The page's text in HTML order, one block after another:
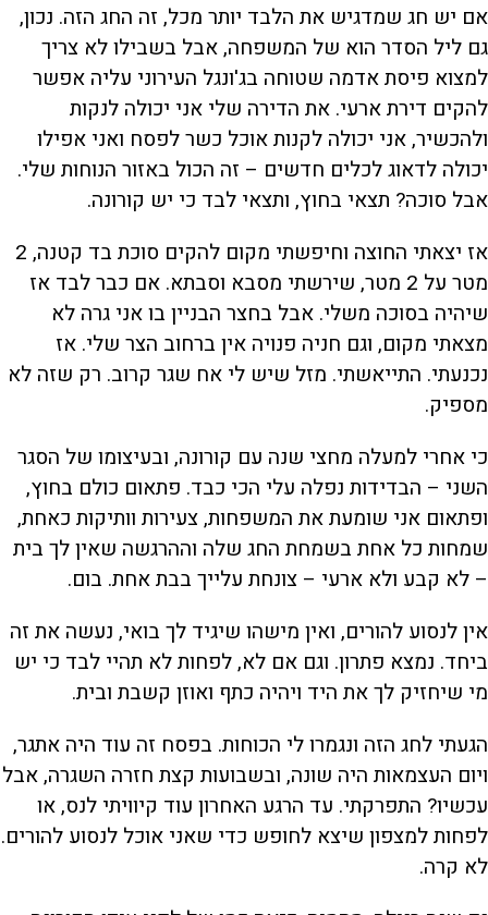
אם יש חג שמדגיש את הלבד יותר מכל, זה החג הזה. נכון,
גם ליל הסדר הוא של המשפחה, אבל בשבילו לא צריך
למצוא פיסת אדמה שטוחה בג'ונגל העירוני עליה אפשר
להקים דירת ארעי. את הדירה שלי אני יכולה לנקות
ולהכשיר, אני יכולה לקנות אוכל כשר לפסח ואני אפילו
יכולה לדאוג לכלים חדשים – זה הכול באזור הנוחות שלי.
אבל סוכה? תצאי בחוץ, ותצאי לבד כי יש קורונה.
אז יצאתי החוצה וחיפשתי מקום להקים סוכת בד קטנה, 2
מטר על 2 מטר, שירשתי מסבא וסבתא. אם כבר לבד אז
שיהיה בסוכה משלי. אבל בחצר הבניין בו אני גרה לא
מצאתי מקום, וגם חניה פנויה אין ברחוב הצר שלי. אז
נכנעתי. התייאשתי. מזל שיש לי אח שגר קרוב. רק שזה לא
מספיק.
כי אחרי למעלה מחצי שנה עם קורונה, ובעיצומו של הסגר
השני – הבדידות נפלה עלי הכי כבד. פתאום כולם בחוץ,
ופתאום אני שומעת את המשפחות, צעירות וותיקות כאחת,
שמחות כל אחת בשמחת החג שלה וההרגשה שאין לך בית
– לא קבע ולא ארעי – צונחת עלייך בבת אחת. בום.
אין לנסוע להורים, ואין מישהו שיגיד לך בואי, נעשה את זה
ביחד. נמצא פתרון. וגם אם לא, לפחות לא תהיי לבד כי יש
מי שיחזיק לך את היד ויהיה כתף ואוזן קשבת ובית.
הגעתי לחג הזה ונגמרו לי הכוחות. בפסח זה עוד היה אתגר,
ויום העצמאות היה שונה, ובשבועות קצת חזרה השגרה, אבל
עכשיו? התפרקתי. עד הרגע האחרון עוד קיוויתי לנס, או
לפחות למצפון שיצא לחופש כדי שאני אוכל לנסוע להורים.
לא קרה.